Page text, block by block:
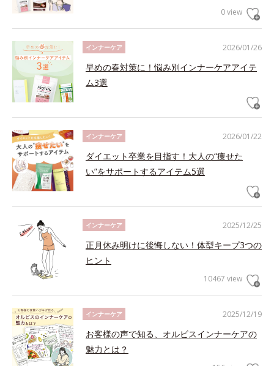
0 view
2026/01/26
インナーケア
早めの春対策に！悩み別インナーケアアイテ
ム3選
2026/01/22
インナーケア
ダイエット卒業を目指す！大人の“痩せた
い”をサポートするアイテム5選
2025/12/25
インナーケア
正月休み明けに後悔しない！体型キープ3つの
ヒント
10467 view
2025/12/19
インナーケア
お客様の声で知る、オルビスインナーケアの
魅力とは？